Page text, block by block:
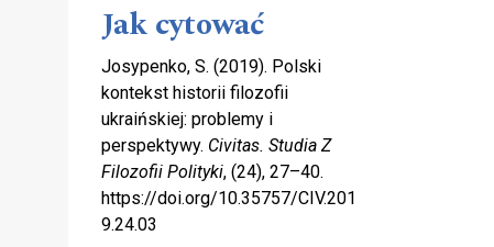
Jak cytować
Josypenko, S. (2019). Polski
kontekst historii filozofii
ukraińskiej: problemy i
perspektywy. Civitas. Studia Z
Filozofii Polityki, (24), 27–40.
https://doi.org/10.35757/CIV.201
9.24.03